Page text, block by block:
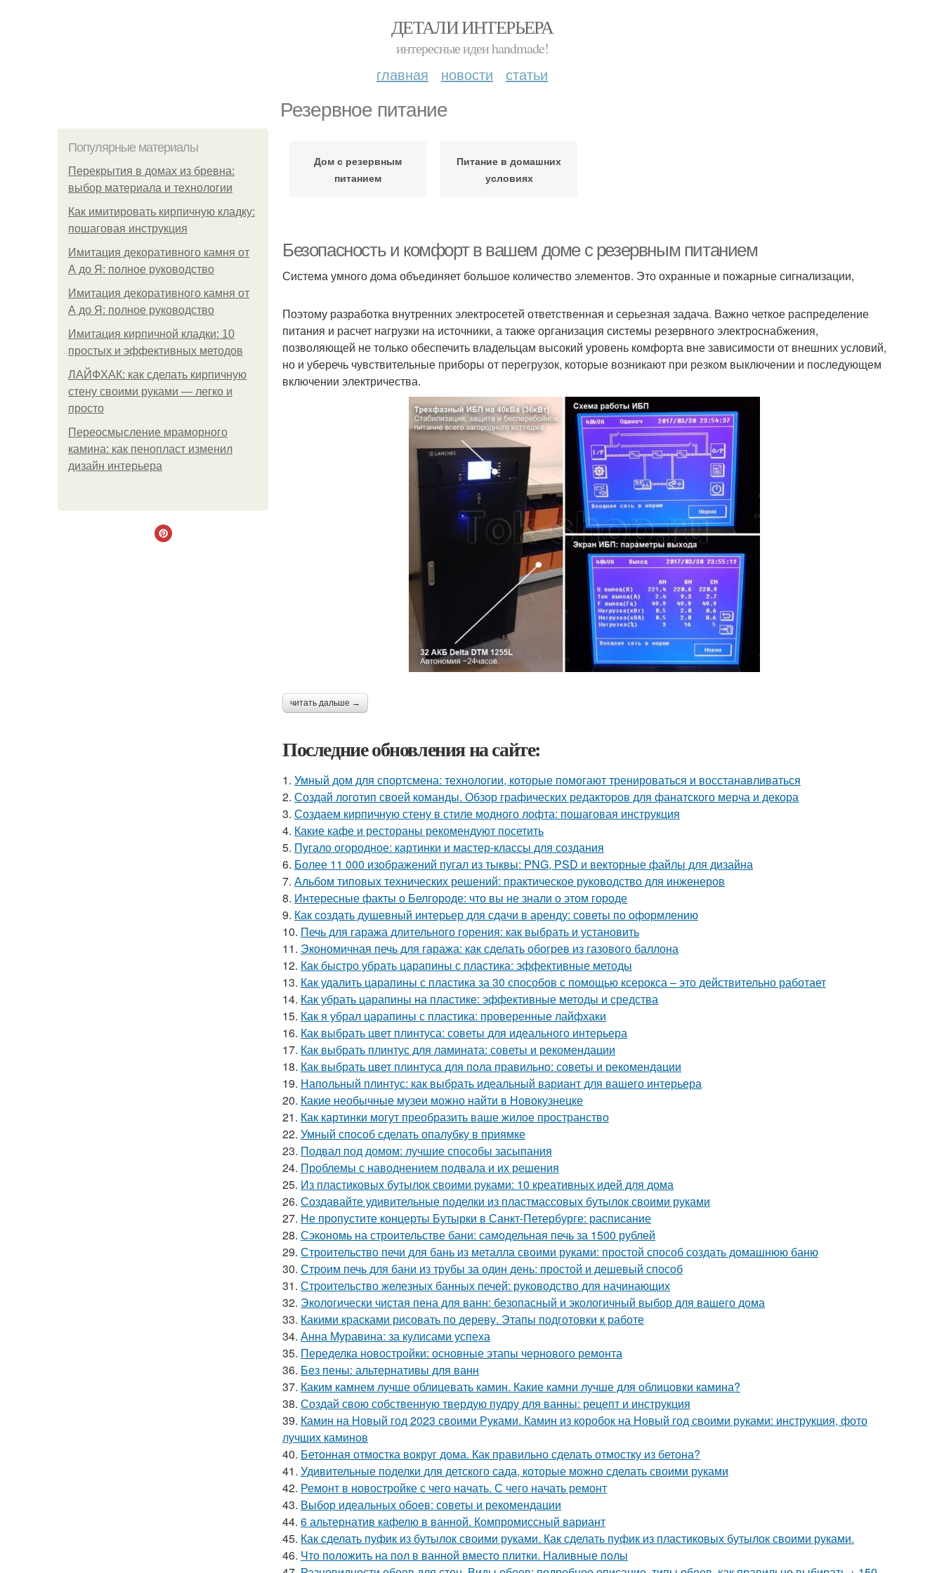
ДЕТАЛИ ИНТЕРЬЕРА
интересные идеи handmade!
главная новости статьи
Резервное питание
Популярные материалы
Перекрытия в домах из бревна:
выбор материала и технологии
Как имитировать кирпичную кладку:
пошаговая инструкция
Имитация декоративного камня от
А до Я: полное руководство
Имитация декоративного камня от
А до Я: полное руководство
Имитация кирпичной кладки: 10
простых и эффективных методов
ЛАЙФХАК: как сделать кирпичную
стену своими руками — легко и
просто
Переосмысление мраморного
камина: как пенопласт изменил
дизайн интерьера
Дом с резервным
питанием
Питание в домашних
условиях
Безопасность и комфорт в вашем доме с резервным питанием
Система умного дома объединяет большое количество элементов. Это охранные и пожарные сигнализации,
Поэтому разработка внутренних электросетей ответственная и серьезная задача. Важно четкое распределение
питания и расчет нагрузки на источники, а также организация системы резервного электроснабжения,
позволяющей не только обеспечить владельцам высокий уровень комфорта вне зависимости от внешних условий,
но и уберечь чувствительные приборы от перегрузок, которые возникают при резком выключении и последующем
включении электричества.
читать дальше →
Последние обновления на сайте:
1. Умный дом для спортсмена: технологии, которые помогают тренироваться и восстанавливаться
2. Создай логотип своей команды. Обзор графических редакторов для фанатского мерча и декора
3. Создаем кирпичную стену в стиле модного лофта: пошаговая инструкция
4. Какие кафе и рестораны рекомендуют посетить
5. Пугало огородное: картинки и мастер-классы для создания
6. Более 11 000 изображений пугал из тыквы: PNG, PSD и векторные файлы для дизайна
7. Альбом типовых технических решений: практическое руководство для инженеров
8. Интересные факты о Белгороде: что вы не знали о этом городе
9. Как создать душевный интерьер для сдачи в аренду: советы по оформлению
10. Печь для гаража длительного горения: как выбрать и установить
11. Экономичная печь для гаража: как сделать обогрев из газового баллона
12. Как быстро убрать царапины с пластика: эффективные методы
13. Как удалить царапины с пластика за 30 способов с помощью ксерокса – это действительно работает
14. Как убрать царапины на пластике: эффективные методы и средства
15. Как я убрал царапины с пластика: проверенные лайфхаки
16. Как выбрать цвет плинтуса: советы для идеального интерьера
17. Как выбрать плинтус для ламината: советы и рекомендации
18. Как выбрать цвет плинтуса для пола правильно: советы и рекомендации
19. Напольный плинтус: как выбрать идеальный вариант для вашего интерьера
20. Какие необычные музеи можно найти в Новокузнецке
21. Как картинки могут преобразить ваше жилое пространство
22. Умный способ сделать опалубку в приямке
23. Подвал под домом: лучшие способы засыпания
24. Проблемы с наводнением подвала и их решения
25. Из пластиковых бутылок своими руками: 10 креативных идей для дома
26. Создавайте удивительные поделки из пластмассовых бутылок своими руками
27. Не пропустите концерты Бутырки в Санкт-Петербурге: расписание
28. Сэкономь на строительстве бани: самодельная печь за 1500 рублей
29. Строительство печи для бань из металла своими руками: простой способ создать домашнюю баню
30. Строим печь для бани из трубы за один день: простой и дешевый способ
31. Строительство железных банных печей: руководство для начинающих
32. Экологически чистая пена для ванн: безопасный и экологичный выбор для вашего дома
33. Какими красками рисовать по дереву. Этапы подготовки к работе
34. Анна Муравина: за кулисами успеха
35. Переделка новостройки: основные этапы чернового ремонта
36. Без пены: альтернативы для ванн
37. Каким камнем лучше облицевать камин. Какие камни лучше для облицовки камина?
38. Создай свою собственную твердую пудру для ванны: рецепт и инструкция
39. Камин на Новый год 2023 своими Руками. Камин из коробок на Новый год своими руками: инструкция, фото
лучших каминов
40. Бетонная отмостка вокруг дома. Как правильно сделать отмостку из бетона?
41. Удивительные поделки для детского сада, которые можно сделать своими руками
42. Ремонт в новостройке с чего начать. С чего начать ремонт
43. Выбор идеальных обоев: советы и рекомендации
44. 6 альтернатив кафелю в ванной. Компромиссный вариант
45. Как сделать пуфик из бутылок своими руками. Как сделать пуфик из пластиковых бутылок своими руками.
46. Что положить на пол в ванной вместо плитки. Наливные полы